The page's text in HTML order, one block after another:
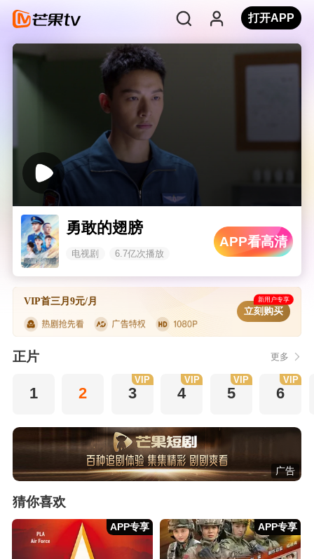
打开APP
勇敢的翅膀
电视剧 6.7亿次播放
APP看高清
VIP首三月9元/月 新用户专享
立刻购买
正片 更多
1 2 3
VIP
4
VIP
5
VIP
6
VIP
广告
猜你喜欢
APP专享 APP专享